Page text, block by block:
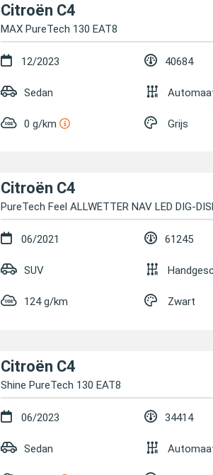
Citroën C4
MAX PureTech 130 EAT8
12/2023 40684
Sedan
0 g/km Grijs
Citroën C4
PureTech Feel ALLWETTER NAV LED DIG-
06/2021 61245
SUV
124 g/km Zwart
Citroën C4
Shine PureTech 130 EAT8
06/2023 34414
Sedan